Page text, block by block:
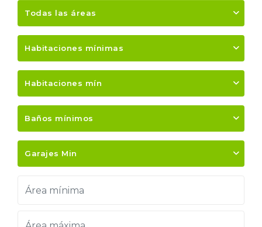
Todas las áreas
Habitaciones mínimas
Habitaciones mín
Baños mínimos
Garajes Min